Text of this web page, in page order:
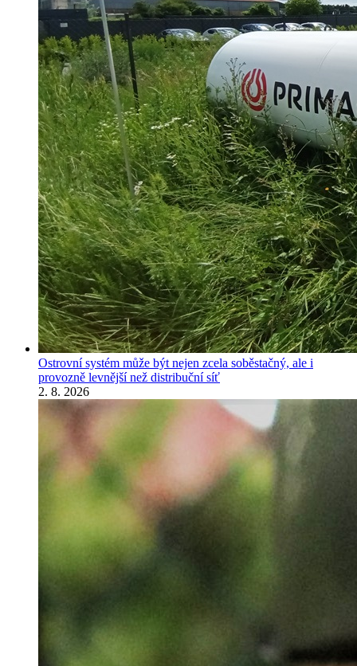
Ostrovní systém může být nejen zcela soběstačný, ale i
provozně levnější než distribuční síť
2. 8. 2026